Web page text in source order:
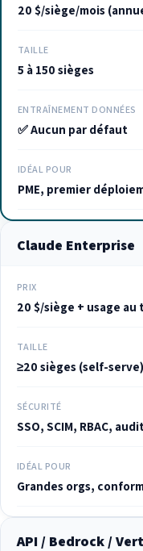
20 $/siège/mois
TAILLE
5 à 150 sièges
ENTRAÎNEMENT DONNÉES
✅ Aucun par défaut
IDÉAL POUR
PME, premier
Claude Enterprise
PRIX
20 $/siège + usage au
TAILLE
≥20 sièges (self-serve)
SÉCURITÉ
SSO, SCIM, RBAC,
IDÉAL POUR
Grandes orgs,
API / Bedrock /